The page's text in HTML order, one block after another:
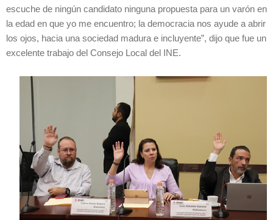
escuche de ningún candidato ninguna propuesta para un varón en
la edad en que yo me encuentro; la democracia nos ayude a abrir
los ojos, hacia una sociedad madura e incluyente”, dijo que fue un
excelente trabajo del Consejo Local del INE.